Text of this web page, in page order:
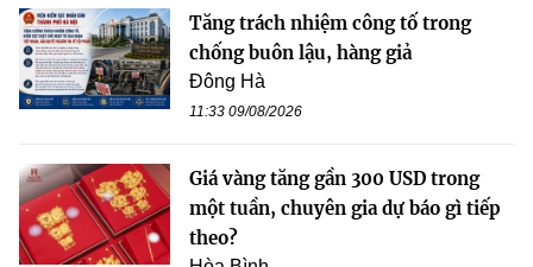
Tăng trách nhiệm công tố trong
chống buôn lậu, hàng giả
Đông Hà
11:33 09/08/2026
Giá vàng tăng gần 300 USD trong
một tuần, chuyên gia dự báo gì tiếp
theo?